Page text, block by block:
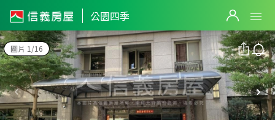
公園四季
圖片 1/16